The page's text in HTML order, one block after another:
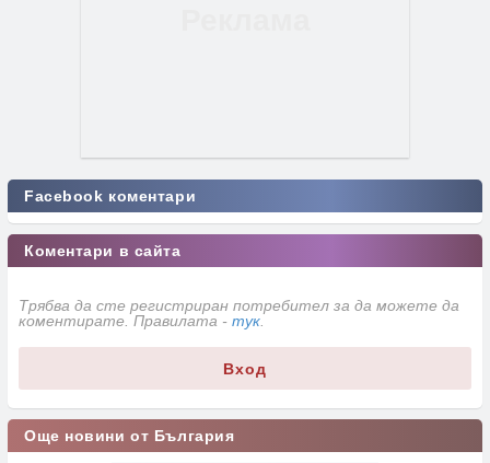
Facebook коментари
Коментари в сайта
Трябва да сте регистриран потребител за да можете да
коментирате. Правилата - тук
Вход
Още новини от България